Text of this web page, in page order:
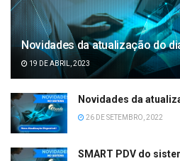
Novidades da atualização do
19 DE ABRIL, 2023
Novidades da
26 DE SETEMBRO, 2022
SMART PDV do